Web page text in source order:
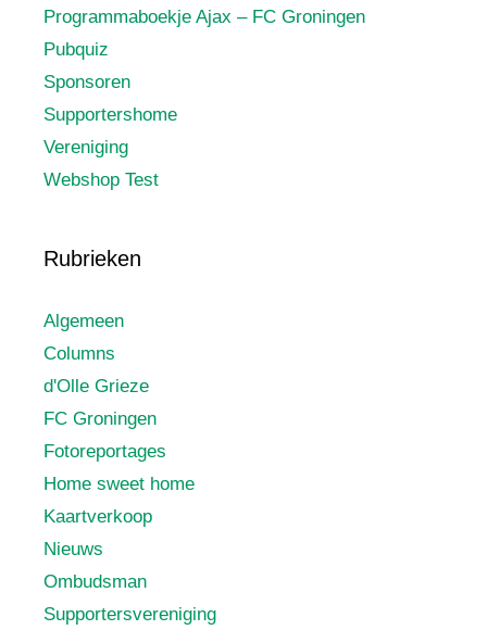
Programmaboekje Ajax – FC Groningen
Pubquiz
Sponsoren
Supportershome
Vereniging
Webshop Test
Rubrieken
Algemeen
Columns
d'Olle Grieze
FC Groningen
Fotoreportages
Home sweet home
Kaartverkoop
Nieuws
Ombudsman
Supportersvereniging